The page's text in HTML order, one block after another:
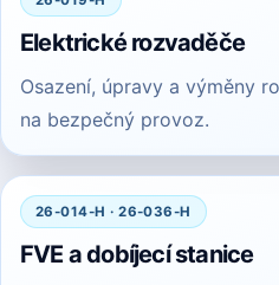
Elektrické rozvaděče
Osazení, úpravy a výměny
na bezpečný provoz.
26-014-H · 26-036-H
FVE a dobíjecí stanice